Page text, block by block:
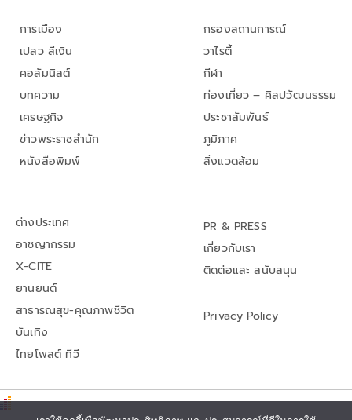
การเมือง
เปลว สีเงิน
คอลัมนิสต์
บทความ
เศรษฐกิจ
ข่าวพระราชสำนัก
หนังสือพิมพ์
กรองสถานการณ์
วาไรตี้
กีฬา
ท่องเที่ยว – ศิลปวัฒนธรรม
ประชาสัมพันธ์
ภูมิภาค
สิ่งแวดล้อม
ต่างประเทศ
อาชญากรรม
X-CITE
ยานยนต์
สาธารณสุข-คุณภาพชีวิต
บันเทิง
ไทยโพสต์ ทีวี
PR & PRESS
เกี่ยวกับเรา
ติดต่อและ สนับสนุน
Privacy Policy